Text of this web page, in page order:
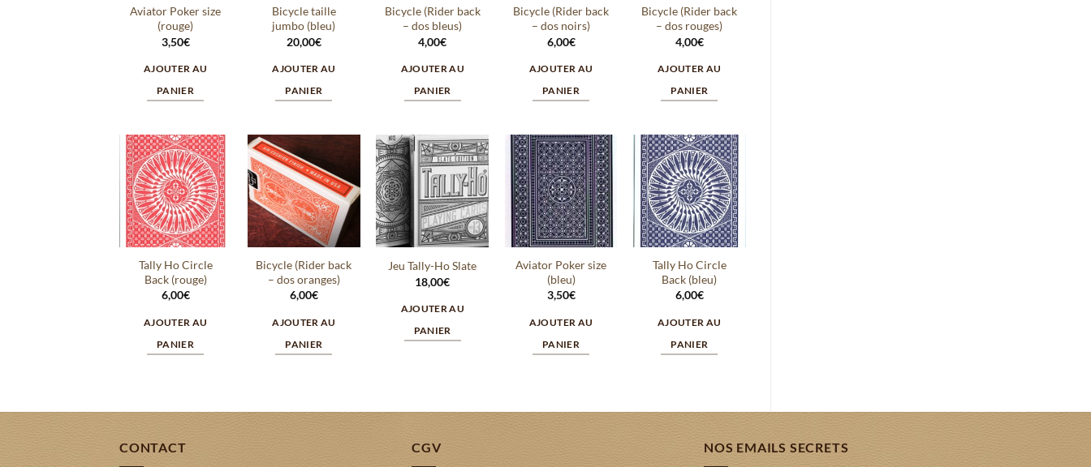
Aviator Poker size
(rouge)
3,50€
AJOUTER AU
PANIER
Bicycle taille
jumbo (bleu)
20,00€
AJOUTER AU
PANIER
Bicycle (Rider back
– dos bleus)
4,00€
AJOUTER AU
PANIER
Bicycle (Rider back
– dos noirs)
6,00€
AJOUTER AU
PANIER
Bicycle (Rider back
– dos rouges)
4,00€
AJOUTER AU
PANIER
Ajouter
à la
wishlist
Tally Ho Circle
Back (rouge)
6,00€
AJOUTER AU
PANIER
Ajouter
à la
wishlist
Bicycle (Rider back
– dos oranges)
6,00€
AJOUTER AU
PANIER
Ajouter
à la
wishlist
Jeu Tally-Ho Slate
18,00€
AJOUTER AU
PANIER
Ajouter
à la
wishlist
Aviator Poker size
(bleu)
3,50€
AJOUTER AU
PANIER
Ajouter
à la
wishlist
Tally Ho Circle
Back (bleu)
6,00€
AJOUTER AU
PANIER
CONTACT CGV NOS EMAILS SECRETS